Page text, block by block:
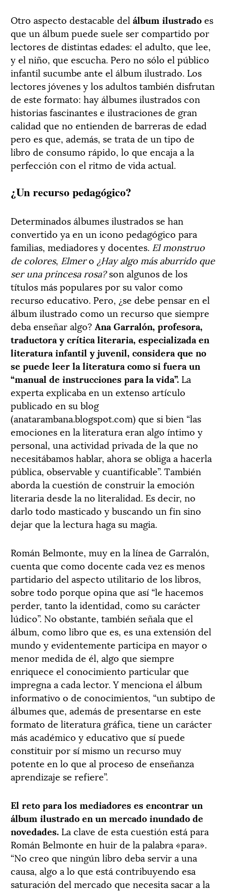
Otro aspecto destacable del álbum ilustradoes
que un álbum puede suele ser compartido por
lectores de distintas edades: el adulto, que lee,
y el niño, que escucha. Pero no sólo el público
infantil sucumbe ante el álbum ilustrado. Los
lectores jóvenes y los adultos también disfrutan
de este formato: hay álbumes ilustrados con
historias fascinantes e ilustraciones de gran
calidad que no entienden de barreras de edad
pero es que, además, se trata de un tipo de
libro de consumo rápido, lo que encaja a la
perfección con el ritmo de vida actual.
¿Un recurso pedagógico?
Determinados álbumes ilustrados se han
convertido ya en un icono pedagógico para
familias, mediadores y docentes. El monstruo
de colores, Elmero ¿Hay algo más aburrido que
ser una princesa rosa?son algunos de los
títulos más populares por su valor como
recurso educativo. Pero, ¿se debe pensar en el
álbum ilustrado como un recurso que siempre
deba enseñar algo? Ana Garralón, profesora,
traductora y crítica literaria, especializada en
literatura infantil y juvenil, considera que no
se puede leer la literatura como si fuera un
“manual de instrucciones para la vida”. La
experta explicaba en un extenso artículo
publicado en su blog
(anatarambana.blogspot.com) que si bien “las
emociones en la literatura eran algo íntimo y
personal, una actividad privada de la que no
necesitábamos hablar, ahora se obliga a hacerla
pública, observable y cuantificable”. También
aborda la cuestión de construir la emoción
literaria desde la no literalidad. Es decir, no
darlo todo masticado y buscando un fin sino
dejar que la lectura haga su magia.
Román Belmonte, muy en la línea de Garralón,
cuenta que como docente cada vez es menos
partidario del aspecto utilitario de los libros,
sobre todo porque opina que así “le hacemos
perder, tanto la identidad, como su carácter
lúdico”. No obstante, también señala que el
álbum, como libro que es, es una extensión del
mundo y evidentemente participa en mayor o
menor medida de él, algo que siempre
enriquece el conocimiento particular que
impregna a cada lector. Y menciona el álbum
informativo o de conocimientos, “un subtipo de
álbumes que, además de presentarse en este
formato de literatura gráfica, tiene un carácter
más académico y educativo que sí puede
constituir por sí mismo un recurso muy
potente en lo que al proceso de enseñanza
aprendizaje se refiere”.
El reto para los mediadores esencontrar un
álbum ilustrado en un mercado inundado de
novedades. La clave de esta cuestión está para
Román Belmonte en huir de la palabra «para».
“No creo que ningún libro deba servir a una
causa, algo a lo que está contribuyendo esa
saturación del mercado que necesita sacar a la